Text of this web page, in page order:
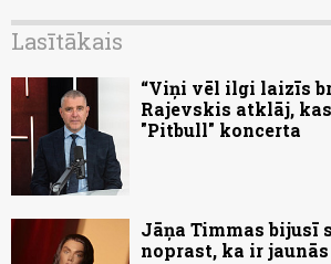
Lasītākais
“Viņi vēl ilgi laizīs
Rajevskis atklāj,
"Pitbull" koncerta
Jāņa Timmas bijusī
noprast, ka ir